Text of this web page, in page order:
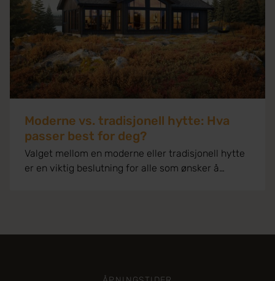
løypene nesten helt for deg selv. Kanskje går du
fort, kanskje går du tregt, men du glir på ski ut av
hverdagen og inn i friheten. Du kan se det gule
lyset fra...
Moderne vs. tradisjonell hytte: Hva
passer best for deg?
Valget mellom en moderne eller tradisjonell hytte
er en viktig beslutning for alle som ønsker å